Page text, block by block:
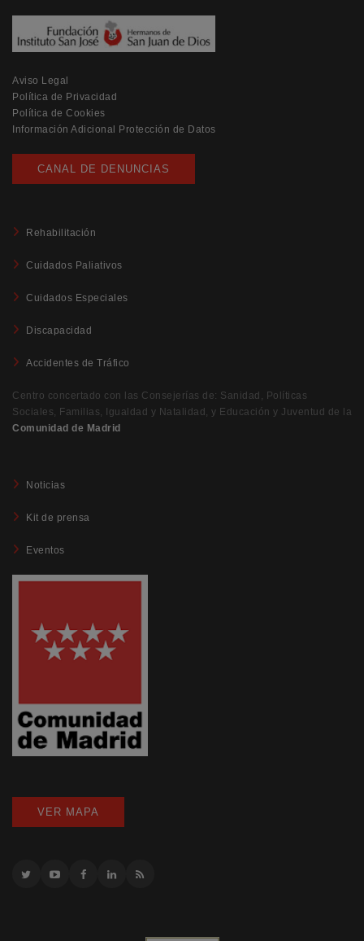
Aviso Legal
Política de Privacidad
Política de Cookies
Información Adicional Protección de Datos
CANAL DE DENUNCIAS
Rehabilitación
Cuidados Paliativos
Cuidados Especiales
Discapacidad
Accidentes de Tráfico
Centro concertado con las Consejerías de: Sanidad, Políticas
Sociales, Familias, Igualdad y Natalidad, y Educación y Juventud de la
Comunidad de Madrid
Noticias
Kit de prensa
Eventos
VER MAPA